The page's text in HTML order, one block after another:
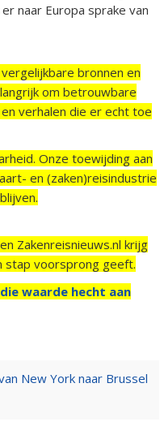
naar Europa sprake van
bronnen en
om betrouwbare
verhalen die er echt toe
Onze toewijding aan
en (zaken)reisindustrie
Zakenreisnieuws.nl krijg
stap voorsprong geeft.
waarde hecht aan
New York naar Brussel